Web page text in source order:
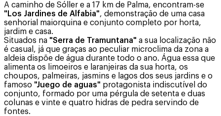
A caminho de Sóller e a 17 km de Palma, encontram-se
"Los Jardines de Alfabia", demonstração de uma casa
senhorial maiorquina e conjunto completo por horta,
jardim e casa.
Situados na "Serra de Tramuntana" a sua localização não
é casual, já que graças ao peculiar microclima da zona a
aldeia dispõe de água durante todo o ano. Água essa que
alimenta os limoeiros e laranjeiras da sua horta, os
choupos, palmeiras, jasmins e lagos dos seus jardins e o
famoso "Juego de aguas" protagonista indiscutível do
conjunto, formado por uma pérgula de setenta e duas
colunas e vinte e quatro hidras de pedra servindo de
fontes.